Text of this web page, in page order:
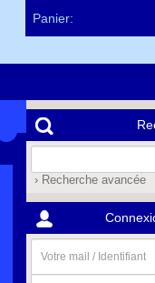
Panier:
› Recherche avancée
mail
/